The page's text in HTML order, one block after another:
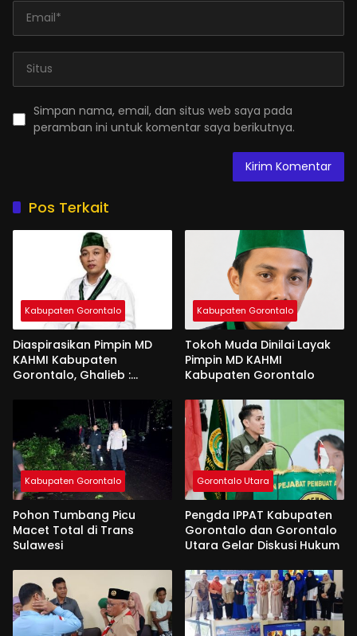
Simpan nama, email, dan situs web saya pada
peramban ini untuk komentar saya berikutnya.
Pos Terkait
Kabupaten Gorontalo
Diaspirasikan Pimpin MD
KAHMI Kabupaten
Gorontalo, Ghalieb :
Kabupaten Gorontalo
Tokoh Muda Dinilai Layak
Pimpin MD KAHMI
Kabupaten Gorontalo
Kabupaten Gorontalo
Pohon Tumbang Picu
Macet Total di Trans
Sulawesi
Gorontalo Utara
Pengda IPPAT Kabupaten
Gorontalo dan Gorontalo
Utara Gelar Diskusi Hukum